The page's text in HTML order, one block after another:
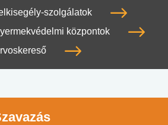
szolgálatok
központok